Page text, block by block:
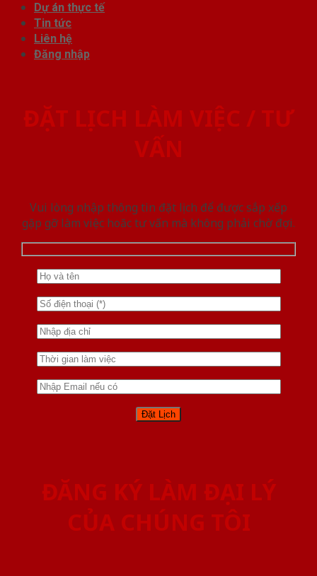
Dự án thực tế
Tin tức
Liên hệ
Đăng nhập
ĐẶT LỊCH LÀM VIỆC / TƯ
VẤN
Vui lòng nhập thông tin đặt lịch để được sắp xếp
gặp gỡ làm việc hoăc tư vấn mà không phải chờ đợi.
ĐĂNG KÝ LÀM ĐẠI LÝ
CỦA CHÚNG TÔI